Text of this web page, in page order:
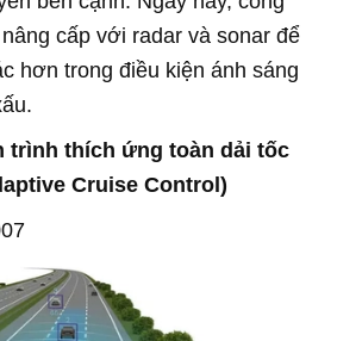
cấp với radar và sonar để
hơn trong điều kiện ánh sáng
trình thích ứng toàn dải tốc
Cruise Control)